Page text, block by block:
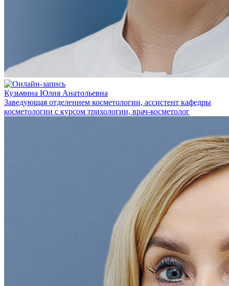
Кузьмина Юлия Анатольевна
Заведующая отделением косметологии, ассистент кафедры
косметологии с курсом трихологии, врач-косметолог